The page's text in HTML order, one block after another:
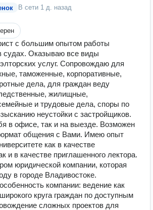
В сети 1 д. назад
с большим опытом работы
судах. Оказываю все виды
услуг. Сопровождаю для
таможенные, корпоративные,
дела, для граждан веду
жилищные,
и трудовые дела, споры по
неустойки с застройщиков.
в офисе, так и на выезде. Возможен
общения с Вами. Имею опыт
как в качестве
и в качестве приглашенного лектора.
юридической компании, которая
в городе Владивостоке.
компании: ведение как
круга граждан по доступным
сложных проектов для